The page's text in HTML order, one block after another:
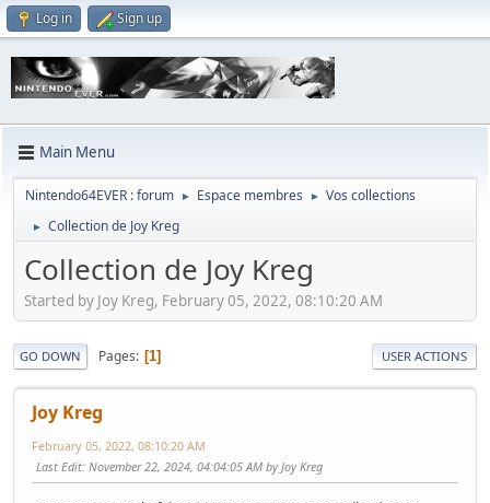
Log in Sign up
Main Menu
Nintendo64EVER : forum ► Espace membres ► Vos collections
► Collection de Joy Kreg
Collection de Joy Kreg
Started by Joy Kreg, February 05, 2022, 08:10:20 AM
GO DOWN Pages 1 USER ACTIONS
Joy Kreg
February 05, 2022, 08:10:20 AM
Last Edit: November 22, 2024, 04:04:05 AM by Joy Kreg